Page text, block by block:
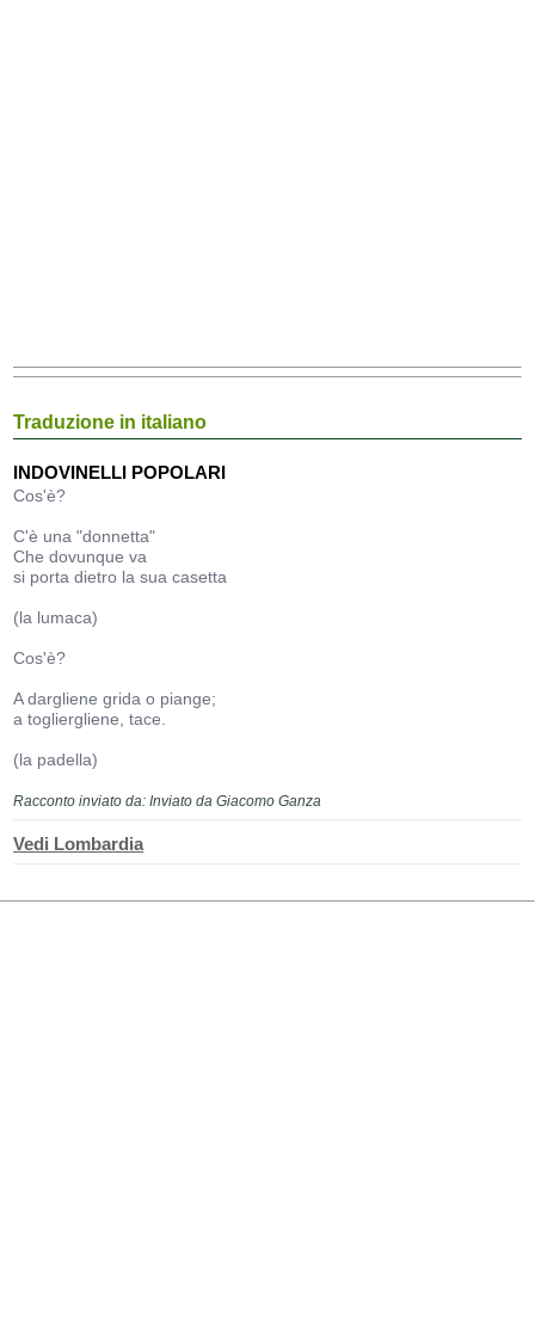
Traduzione in italiano
INDOVINELLI POPOLARI
Cos'è?
C'è una "donnetta"
Che dovunque va
si porta dietro la sua casetta
(la lumaca)
Cos'è?
A dargliene grida o piange;
a togliergliene, tace.
(la padella)
Racconto inviato da: Inviato da Giacomo Ganza
Vedi Lombardia